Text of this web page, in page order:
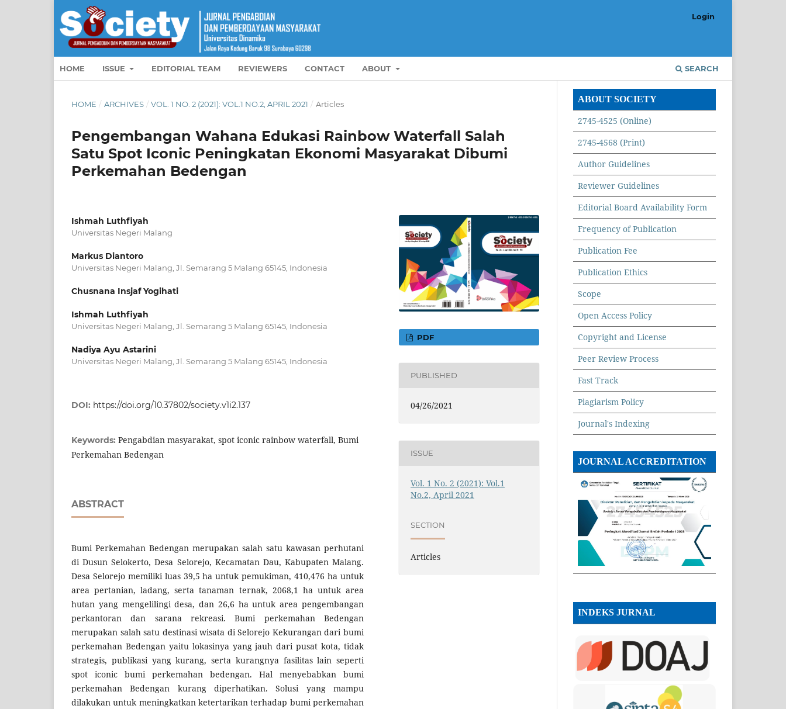
HOME ISSUE EDITORIAL TEAM REVIEWERS CONTACT ABOUT SEARCH
Login
HOME / ARCHIVES / VOL. 1 NO. 2 (2021): VOL.1 NO.2, APRIL 2021 / Articles
Pengembangan Wahana Edukasi Rainbow Waterfall Salah
Satu Spot Iconic Peningkatan Ekonomi Masyarakat Dibumi
Perkemahan Bedengan
Ishmah Luthfiyah
Universitas Negeri Malang
Markus Diantoro
Universitas Negeri Malang, Jl. Semarang 5 Malang 65145, Indonesia
Chusnana Insjaf Yogihati
Ishmah Luthfiyah
Universitas Negeri Malang, Jl. Semarang 5 Malang 65145, Indonesia
Nadiya Ayu Astarini
Universitas Negeri Malang, Jl. Semarang 5 Malang 65145, Indonesia
DOI: https://doi.org/10.37802/society.v1i2.137
Keywords: Pengabdian masyarakat, spot iconic rainbow waterfall, Bumi
Perkemahan Bedengan
ABSTRACT
Bumi Perkemahan Bedengan merupakan salah satu kawasan perhutani
di Dusun Selokerto, Desa Selorejo, Kecamatan Dau, Kabupaten Malang.
Desa Selorejo memiliki luas 39,5 ha untuk pemukiman, 410,476 ha untuk
area pertanian, ladang, serta tanaman ternak, 2068,1 ha untuk area
hutan yang mengelilingi desa, dan 26,6 ha untuk area pengembangan
perkantoran dan sarana rekreasi. Bumi perkemahan Bedengan
merupakan salah satu destinasi wisata di Selorejo Kekurangan dari bumi
perkemahan Bedengan yaitu lokasinya yang jauh dari pusat kota, tidak
strategis, publikasi yang kurang, serta kurangnya fasilitas lain seperti
spot iconic bumi perkemahan bedengan. Hal menyebabkan bumi
perkemahan Bedengan kurang diperhatikan. Solusi yang mampu
dilakukan untuk meningkatkan ketertarikan terhadap bumi perkemahan
PDF
PUBLISHED
04/26/2021
ISSUE
Vol. 1 No. 2 (2021): Vol.1
No.2, April 2021
SECTION
Articles
ABOUT SOCIETY
2745-4525 (Online)
2745-4568 (Print)
Author Guidelines
Reviewer Guidelines
Editorial Board Availability Form
Frequency of Publication
Publication Fee
Publication Ethics
Scope
Open Access Policy
Copyright and License
Peer Review Process
Fast Track
Plagiarism Policy
Journal's Indexing
JOURNAL ACCREDITATION
INDEKS JURNAL